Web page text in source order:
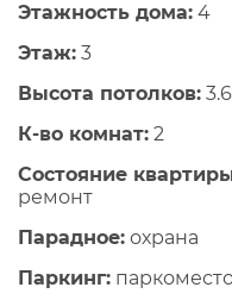
Этажность дома: 4
Этаж: 3
Высота потолков:
К-во комнат: 2
Состояние
ремонт
Парадное: охрана
Паркинг: